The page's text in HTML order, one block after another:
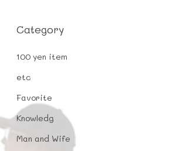
Category
100 yen item
etc
Favorite
Knowledg
Man and Wife